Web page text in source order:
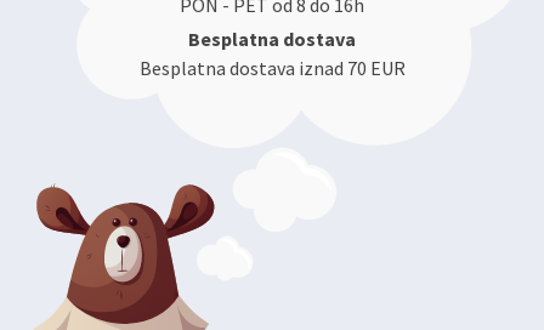
PON - PET od 8 do 16h
Besplatna dostava
Besplatna dostava iznad 70 EUR